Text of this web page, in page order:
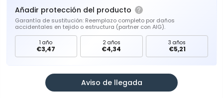
Añadir protección del producto
Garantía de sustitución: Reemplazo completo por daños
accidentales en tejido o estructura (partner con AIG).
1 año
€3,47
2 años
€4,34
3 años
€5,21
Aviso de llegada